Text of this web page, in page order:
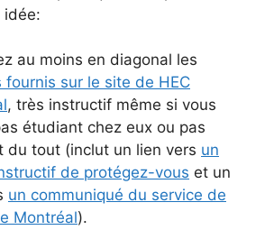
idée:
au moins en diagonal les
fournis sur le site de HEC
, très instructif même si vous
étudiant chez eux ou pas
du tout (inclut un lien vers un
de protégez-vous et un
un communiqué du service de
Montréal).